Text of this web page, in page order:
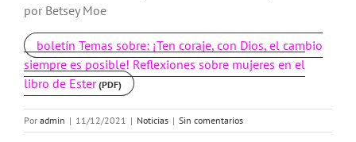
por Betsey Moe
boletín Temas sobre: ¡Ten coraje, con Dios, el cambio
siempre es posible! Reflexiones sobre mujeres en el
libro de Ester
Por admin | 11/12/2021 | Noticias | Sin comentarios